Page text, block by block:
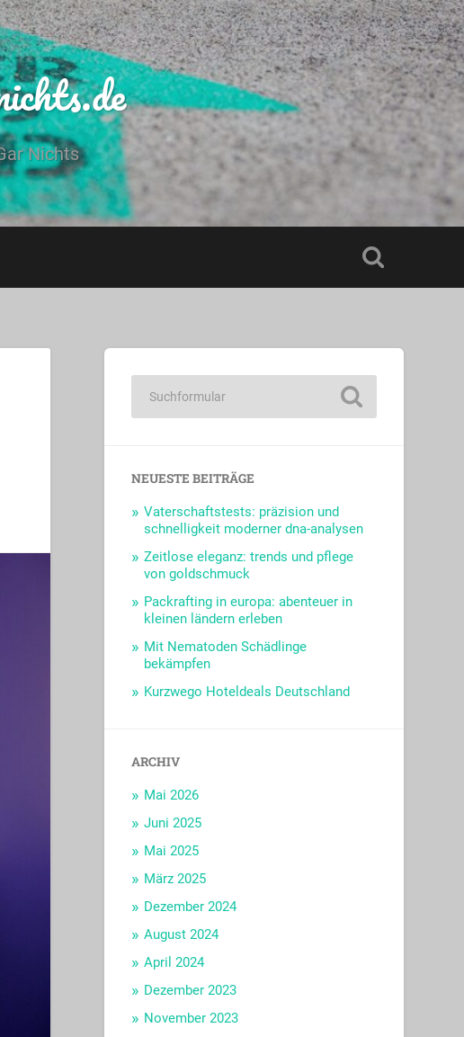
Nichts
NEUESTE BEITRÄGE
Vaterschaftstests: präzision und
schnelligkeit moderner dna-analysen
Zeitlose eleganz: trends und pflege
von goldschmuck
Packrafting in europa: abenteuer in
kleinen ländern erleben
Mit Nematoden Schädlinge
bekämpfen
Kurzwego Hoteldeals Deutschland
ARCHIV
Mai 2026
Juni 2025
Mai 2025
März 2025
Dezember 2024
August 2024
April 2024
Dezember 2023
November 2023